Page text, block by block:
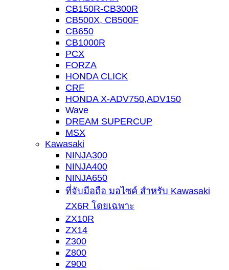
CB150R-CB300R
CB500X, CB500F
CB650
CB1000R
PCX
FORZA
HONDA CLICK
CRF
HONDA X-ADV750,ADV150
Wave
DREAM SUPERCUP
MSX
Kawasaki
NINJA300
NINJA400
NINJA650
ที่จับมือถือ มอไซค์ สำหรับ Kawasaki
ZX6R โดยเฉพาะ
ZX10R
ZX14
Z300
Z800
Z900